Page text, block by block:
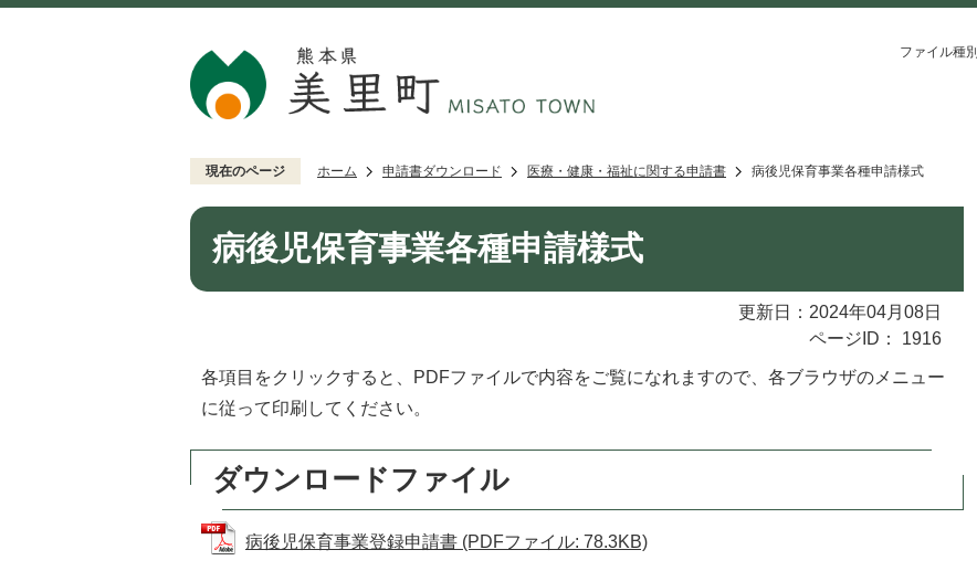
ファイル種別
現在のページ ホーム 申請書ダウンロード 医療・健康・福祉に関する申請書 病後児保育事業各種申請様式
病後児保育事業各種申請様式
更新日：2024年04月08日
ページID：
1916
各項目をクリックすると、PDFファイルで内容をご覧になれますので、各ブラウザのメニュー
に従って印刷してください。
ダウンロードファイル
病後児保育事業登録申請書 (PDFファイル: 78.3KB)